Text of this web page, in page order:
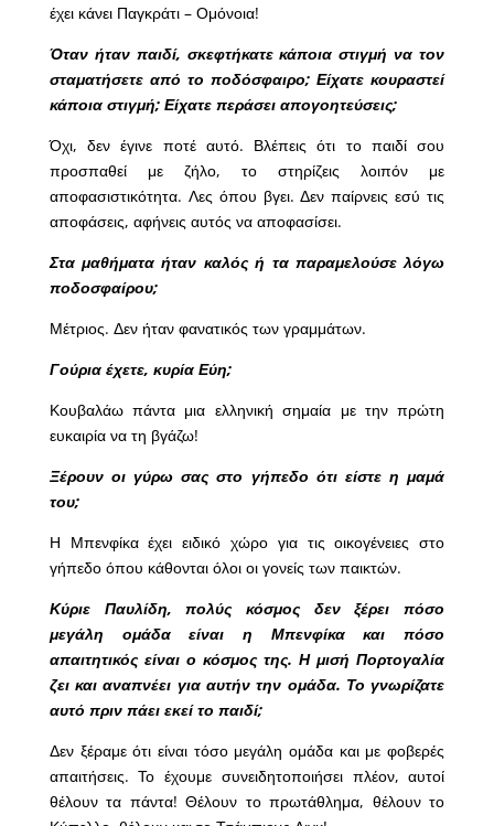
έχει κάνει Παγκράτι – Ομόνοια!
Όταν ήταν παιδί, σκεφτήκατε κάποια στιγμή να τον
σταματήσετε από το ποδόσφαιρο; Είχατε κουραστεί
κάποια στιγμή; Είχατε περάσει απογοητεύσεις;
Όχι, δεν έγινε ποτέ αυτό. Βλέπεις ότι το παιδί σου
προσπαθεί με ζήλο, το στηρίζεις λοιπόν με
αποφασιστικότητα. Λες όπου βγει. Δεν παίρνεις εσύ τις
αποφάσεις, αφήνεις αυτός να αποφασίσει.
Στα μαθήματα ήταν καλός ή τα παραμελούσε λόγω
ποδοσφαίρου;
Μέτριος. Δεν ήταν φανατικός των γραμμάτων.
Γούρια έχετε, κυρία Εύη;
Κουβαλάω πάντα μια ελληνική σημαία με την πρώτη
ευκαιρία να τη βγάζω!
Ξέρουν οι γύρω σας στο γήπεδο ότι είστε η μαμά
του;
Η Μπενφίκα έχει ειδικό χώρο για τις οικογένειες στο
γήπεδο όπου κάθονται όλοι οι γονείς των παικτών.
Κύριε Παυλίδη, πολύς κόσμος δεν ξέρει πόσο
μεγάλη ομάδα είναι η Μπενφίκα και πόσο
απαιτητικός είναι ο κόσμος της. Η μισή Πορτογαλία
ζει και αναπνέει για αυτήν την ομάδα. Το γνωρίζατε
αυτό πριν πάει εκεί το παιδί;
Δεν ξέραμε ότι είναι τόσο μεγάλη ομάδα και με φοβερές
απαιτήσεις. Το έχουμε συνειδητοποιήσει πλέον, αυτοί
θέλουν τα πάντα! Θέλουν το πρωτάθλημα, θέλουν το